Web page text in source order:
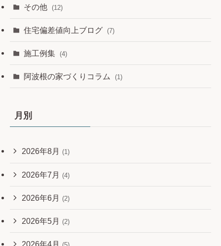
その他 (12)
住宅偏差値向上ブログ (7)
施工例集 (4)
阿波根の家づくりコラム (1)
月別
2026年8月 (1)
2026年7月 (4)
2026年6月 (2)
2026年5月 (2)
2026年4月